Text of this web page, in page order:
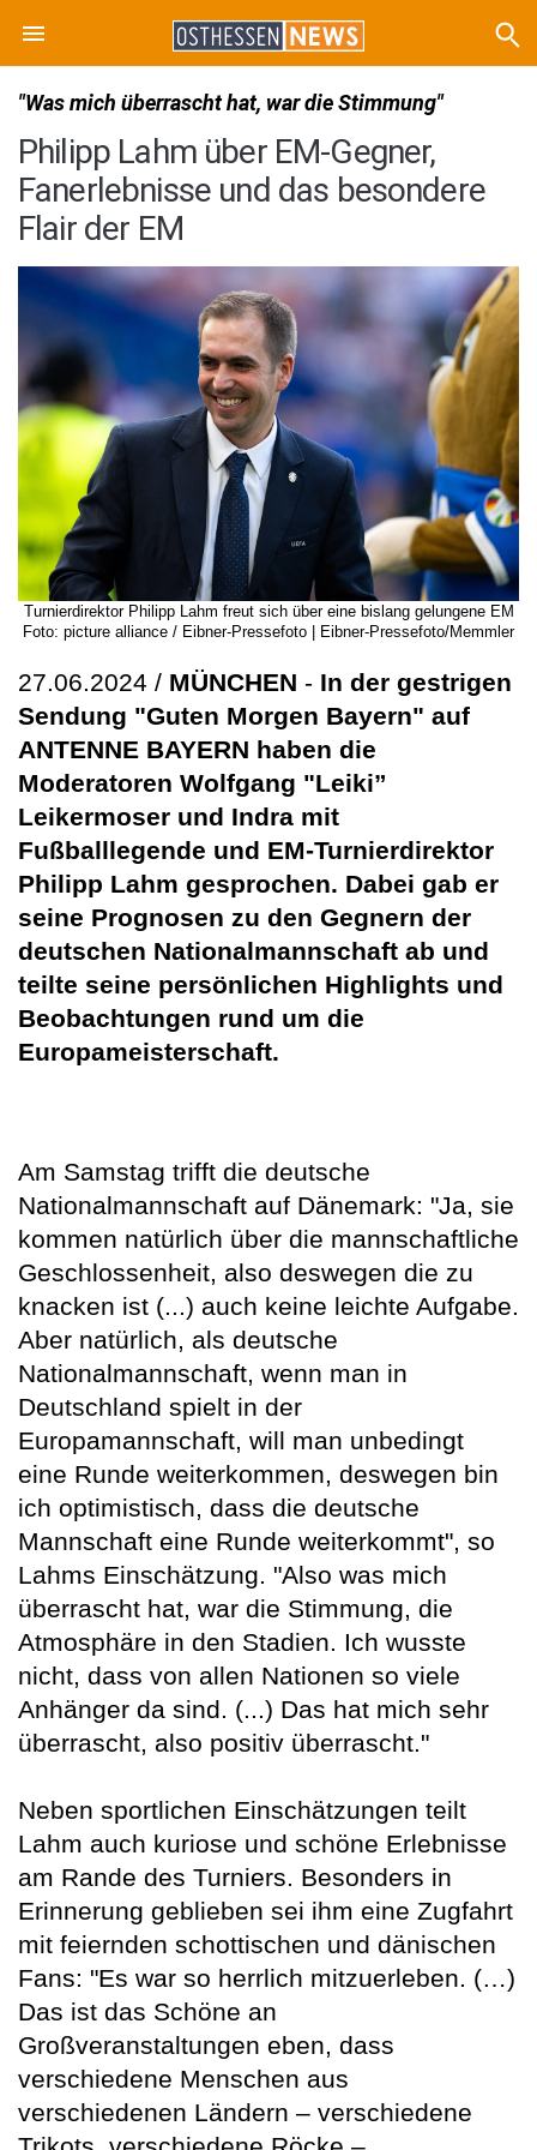
"Was mich überrascht hat, war die Stimmung"
Philipp Lahm über EM-Gegner,
Fanerlebnisse und das besondere
Flair der EM
Turnierdirektor Philipp Lahm freut sich über eine bislang gelungene EM
Foto: picture alliance / Eibner-Pressefoto | Eibner-Pressefoto/Memmler
27.06.2024 / MÜNCHEN - In der gestrigen
Sendung "Guten Morgen Bayern" auf
ANTENNE BAYERN haben die
Moderatoren Wolfgang "Leiki”
Leikermoser und Indra mit
Fußballlegende und EM-Turnierdirektor
Philipp Lahm gesprochen. Dabei gab er
seine Prognosen zu den Gegnern der
deutschen Nationalmannschaft ab und
teilte seine persönlichen Highlights und
Beobachtungen rund um die
Europameisterschaft.
Am Samstag trifft die deutsche
Nationalmannschaft auf Dänemark: "Ja, sie
kommen natürlich über die mannschaftliche
Geschlossenheit, also deswegen die zu
knacken ist (...) auch keine leichte Aufgabe.
Aber natürlich, als deutsche
Nationalmannschaft, wenn man in
Deutschland spielt in der
Europamannschaft, will man unbedingt
eine Runde weiterkommen, deswegen bin
ich optimistisch, dass die deutsche
Mannschaft eine Runde weiterkommt", so
Lahms Einschätzung. "Also was mich
überrascht hat, war die Stimmung, die
Atmosphäre in den Stadien. Ich wusste
nicht, dass von allen Nationen so viele
Anhänger da sind. (...) Das hat mich sehr
überrascht, also positiv überrascht."
Neben sportlichen Einschätzungen teilt
Lahm auch kuriose und schöne Erlebnisse
am Rande des Turniers. Besonders in
Erinnerung geblieben sei ihm eine Zugfahrt
mit feiernden schottischen und dänischen
Fans: "Es war so herrlich mitzuerleben. (…)
Das ist das Schöne an
Großveranstaltungen eben, dass
verschiedene Menschen aus
verschiedenen Ländern – verschiedene